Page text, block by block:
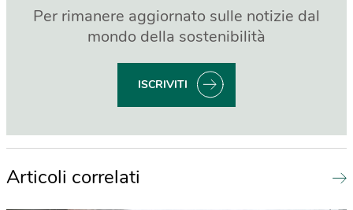
Per rimanere aggiornato sulle notizie dal
mondo della sostenibilità
ISCRIVITI
Articoli correlati